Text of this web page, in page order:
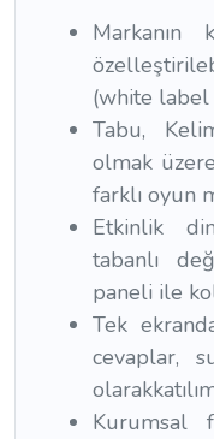
Markanın
(white label
Tabu,
olmak
farklı oyun
Etkinlik
tabanlı
paneli ile
Tek
cevaplar,
Kurumsal